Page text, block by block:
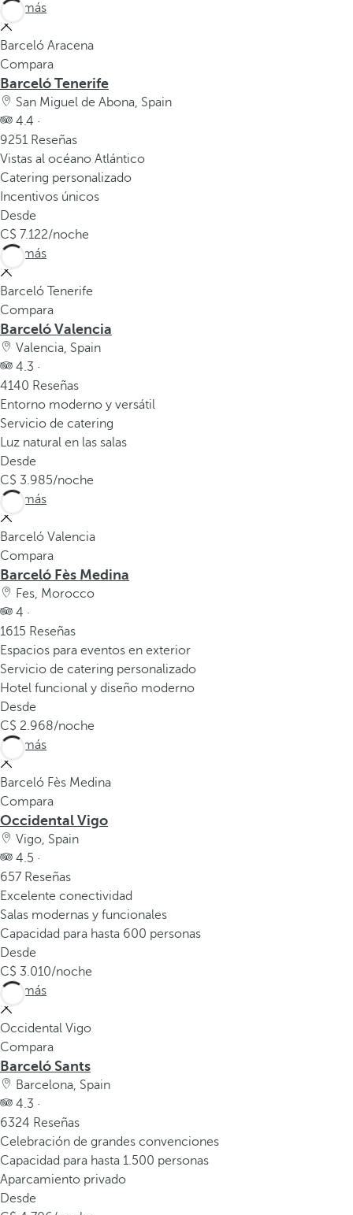
n
d
e
l
a
v
e
n
t
a
n
a
e
m
e
r
g
e
n
t
e
.
Ver más
Barceló Aracena
Compara
Barceló Tenerife
San Miguel de Abona, Spain
4.4 ·
9251 Reseñas
Vistas al océano Atlántico
Catering personalizado
Incentivos únicos
Desde
7.122/noche
Ver más
Barceló Tenerife
Compara
Barceló Valencia
Valencia, Spain
4.3 ·
4140 Reseñas
Entorno moderno y versátil
Servicio de catering
Luz natural en las salas
Desde
3.985/noche
Ver más
Barceló Valencia
Compara
Barceló Fès Medina
Fes, Morocco
4 ·
1615 Reseñas
Espacios para eventos en exterior
Servicio de catering personalizado
Hotel funcional y diseño moderno
Desde
2.968/noche
Ver más
Barceló Fès Medina
Compara
Occidental Vigo
Vigo, Spain
4.5 ·
657 Reseñas
Excelente conectividad
Salas modernas y funcionales
Capacidad para hasta 600 personas
Desde
3.010/noche
Ver más
Occidental Vigo
Compara
Barceló Sants
Barcelona, Spain
4.3 ·
6324 Reseñas
Celebración de grandes convenciones
Capacidad para hasta 1.500 personas
Aparcamiento privado
Desde